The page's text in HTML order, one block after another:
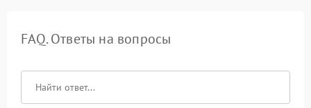
FAQ. Ответы на вопросы